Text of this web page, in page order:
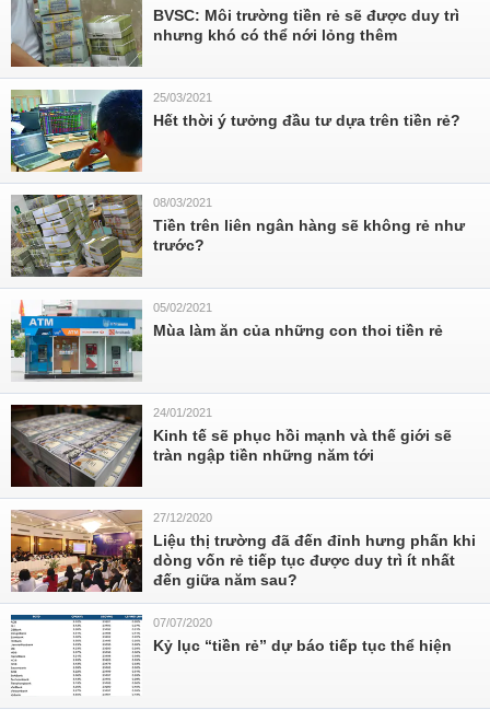
BVSC: Môi trường tiền rẻ sẽ được duy trì
nhưng khó có thể nới lỏng thêm
25/03/2021
Hết thời ý tưởng đầu tư dựa trên tiền rẻ?
08/03/2021
Tiền trên liên ngân hàng sẽ không rẻ như
trước?
05/02/2021
Mùa làm ăn của những con thoi tiền rẻ
24/01/2021
Kinh tế sẽ phục hồi mạnh và thế giới sẽ
tràn ngập tiền những năm tới
27/12/2020
Liệu thị trường đã đến đỉnh hưng phấn khi
dòng vốn rẻ tiếp tục được duy trì ít nhất
đến giữa năm sau?
07/07/2020
Kỷ lục “tiền rẻ” dự báo tiếp tục thể hiện